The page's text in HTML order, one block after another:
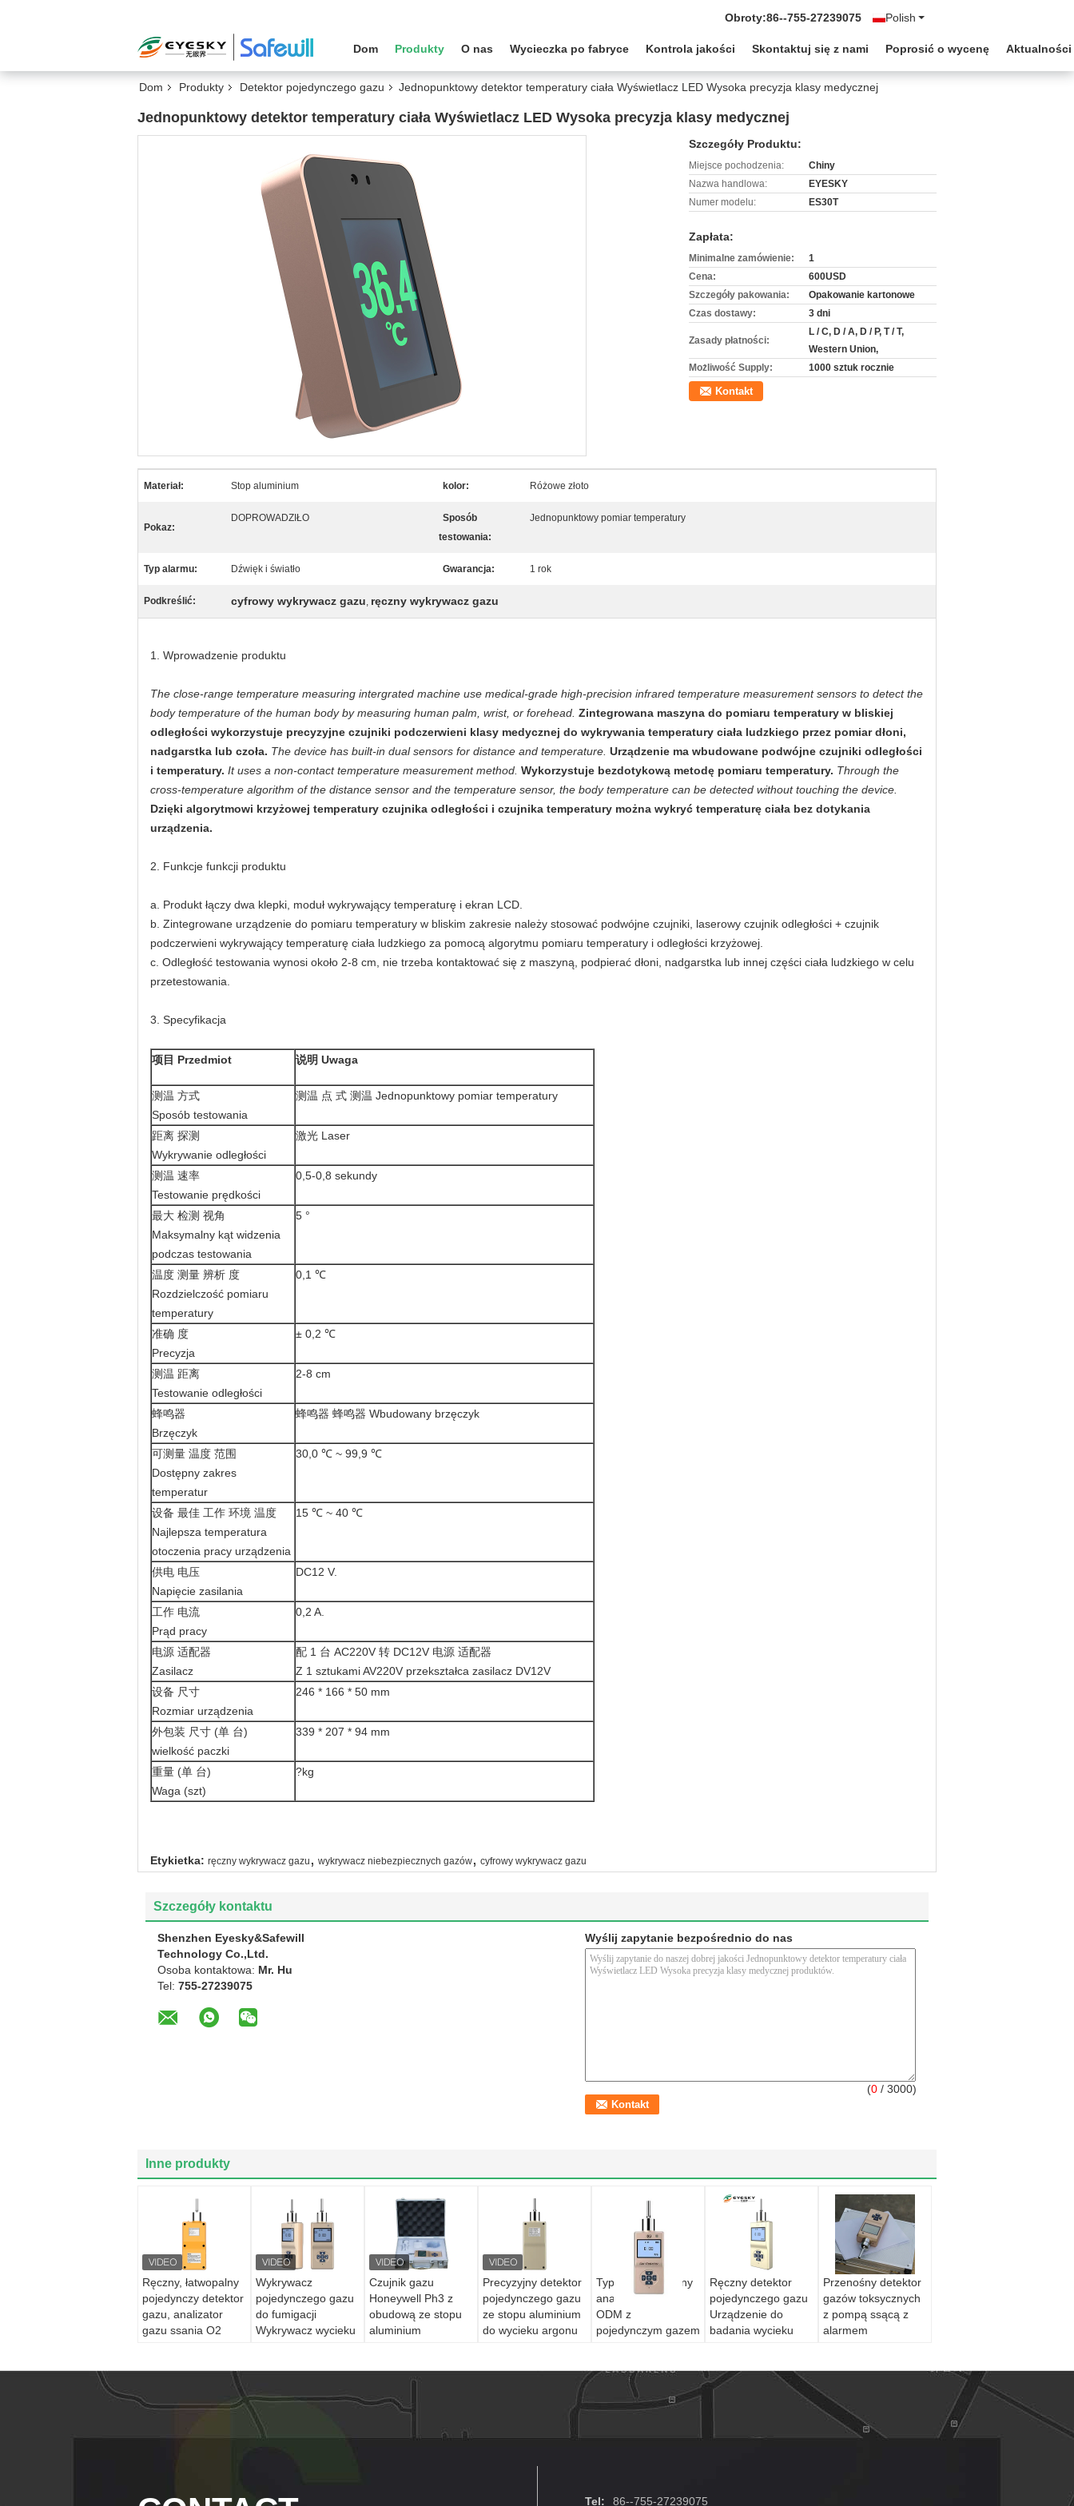
Polish
Obroty:86--755-27239075
Dom Produkty O nas Wycieczka po fabryce Kontrola jakości Skontaktuj się z nami Poprosić o wycenę Aktualności
Dom Produkty Detektor pojedynczego gazu Jednopunktowy detektor temperatury ciała Wyświetlacz LED Wysoka precyzja klasy medycznej
Jednopunktowy detektor temperatury ciała Wyświetlacz LED Wysoka precyzja klasy medycznej
Szczegóły Produktu:
Miejsce pochodzenia:
Chiny
Nazwa handlowa:
EYESKY
Numer modelu:
ES30T
Zapłata:
Minimalne zamówienie:
1
Cena:
600USD
Szczegóły pakowania:
Opakowanie kartonowe
Czas dostawy:
3 dni
Zasady płatności:
L / C, D / A, D / P, T / T,
Western Union,
Możliwość Supply:
1000 sztuk rocznie
Kontakt
Materiał: Stop aluminium kolor: Różowe złoto
Pokaz:
DOPROWADZIŁO
Sposób
testowania:
Jednopunktowy pomiar temperatury
Typ alarmu: Dźwięk i światło Gwarancja: 1 rok
Podkreślić: cyfrowy wykrywacz gazu, ręczny wykrywacz gazu
1. Wprowadzenie produktu
The close-range temperature measuring intergrated machine use medical-grade high-precision infrared temperature measurement sensors to detect the
body temperature of the human body by measuring human palm, wrist, or forehead. Zintegrowana maszyna do pomiaru temperatury w bliskiej
odległości wykorzystuje precyzyjne czujniki podczerwieni klasy medycznej do wykrywania temperatury ciała ludzkiego przez pomiar dłoni,
nadgarstka lub czoła. The device has built-in dual sensors for distance and temperature. Urządzenie ma wbudowane podwójne czujniki odległości
i temperatury. It uses a non-contact temperature measurement method. Wykorzystuje bezdotykową metodę pomiaru temperatury. Through the
cross-temperature algorithm of the distance sensor and the temperature sensor, the body temperature can be detected without touching the device.
Dzięki algorytmowi krzyżowej temperatury czujnika odległości i czujnika temperatury można wykryć temperaturę ciała bez dotykania
urządzenia.
2. Funkcje funkcji produktu
a. Produkt łączy dwa klepki, moduł wykrywający temperaturę i ekran LCD.
b. Zintegrowane urządzenie do pomiaru temperatury w bliskim zakresie należy stosować podwójne czujniki, laserowy czujnik odległości + czujnik
podczerwieni wykrywający temperaturę ciała ludzkiego za pomocą algorytmu pomiaru temperatury i odległości krzyżowej.
c. Odległość testowania wynosi około 2-8 cm, nie trzeba kontaktować się z maszyną, podpierać dłoni, nadgarstka lub innej części ciała ludzkiego w celu
przetestowania.
3. Specyfikacja
项目 Przedmiot 说明 Uwaga
测温 方式
Sposób testowania
测温 点 式 测温 Jednopunktowy pomiar temperatury
距离 探测
Wykrywanie odległości
激光 Laser
测温 速率
Testowanie prędkości
0,5-0,8 sekundy
最大 检测 视角
Maksymalny kąt widzenia
podczas testowania
5 °
温度 测量 辨析 度
Rozdzielczość pomiaru
temperatury
0,1 ℃
准确 度
Precyzja
± 0,2 ℃
测温 距离
Testowanie odległości
2-8 cm
蜂鸣器
Brzęczyk
蜂鸣器 蜂鸣器 Wbudowany brzęczyk
可测量 温度 范围
Dostępny zakres
temperatur
30,0 ℃ ~ 99,9 ℃
设备 最佳 工作 环境 温度
Najlepsza temperatura
otoczenia pracy urządzenia
15 ℃ ~ 40 ℃
供电 电压
Napięcie zasilania
DC12 V.
工作 电流
Prąd pracy
0,2 A.
电源 适配器
Zasilacz
配 1 台 AC220V 转 DC12V 电源 适配器
Z 1 sztukami AV220V przekształca zasilacz DV12V
设备 尺寸
Rozmiar urządzenia
246 * 166 * 50 mm
外包装 尺寸 (单 台)
wielkość paczki
339 * 207 * 94 mm
重量 (单 台)
Waga (szt)
?kg
Etykietka: ręczny wykrywacz gazu , wykrywacz niebezpiecznych gazów, cyfrowy wykrywacz gazu
Szczegóły kontaktu
Shenzhen Eyesky&Safewill
Technology Co.,Ltd.
Osoba kontaktowa: Mr. Hu
Tel: 755-27239075
Wyślij zapytanie bezpośrednio do nas
(0 / 3000)
Inne produkty
Ręczny, łatwopalny
pojedynczy detektor
gazu, analizator
gazu ssania O2
Wykrywacz
pojedynczego gazu
do fumigacji
Wykrywacz wycieku
Czujnik gazu
Honeywell Ph3 z
obudową ze stopu
aluminium
Precyzyjny detektor
pojedynczego gazu
ze stopu aluminium
do wycieku argonu
Typ pompy Ręczny
analizator gazu
ODM z
pojedynczym gazem
Ręczny detektor
pojedynczego gazu
Urządzenie do
badania wycieku
Przenośny detektor
gazów toksycznych
z pompą ssącą z
alarmem
Tel: 86--755-27239075